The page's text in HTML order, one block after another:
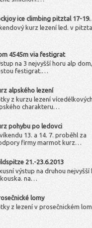
ice climbing pitztal 17-
kurz lezení led. v
4545m via festigrat
na 3 nejvyšší horu alp dom,
festigrat.…
alpského lezení
z kurzu lezení
charakteru…
pohybu po ledovci
13. a 14. 7. proběhl za
firmy marmot kurz…
21.-23.6.2013
výstup na druhou nejvyšší
na…
lomy
z lezení v prosečnickém